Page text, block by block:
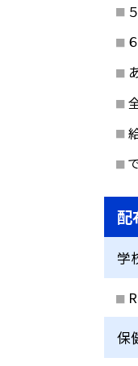
配
学
保